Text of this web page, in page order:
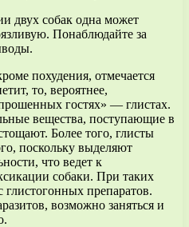
двух собак одна может
Понаблюдайте за
похудения, отмечается
то, вероятнее,
гостях» — глистах.
вещества, поступающие в
Более того, глисты
поскольку выделяют
что ведет к
собаки. При таких
глистогонных препаратов.
возможно заняться и